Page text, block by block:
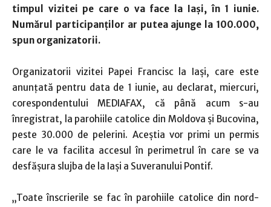
timpul vizitei pe care o va face la Iaşi, în 1 iunie.
Numărul participanţilor ar putea ajunge la 100.000,
spun organizatorii.
Organizatorii vizitei Papei Francisc la Iaşi, care este
anunţată pentru data de 1 iunie, au declarat, miercuri,
corespondentului MEDIAFAX, că până acum s-au
înregistrat, la parohiile catolice din Moldova şi Bucovina,
peste 30.000 de pelerini. Aceştia vor primi un permis
care le va facilita accesul în perimetrul în care se va
desfăşura slujba de la Iaşi a Suveranului Pontif.
„Toate înscrierile se fac în parohiile catolice din nord-